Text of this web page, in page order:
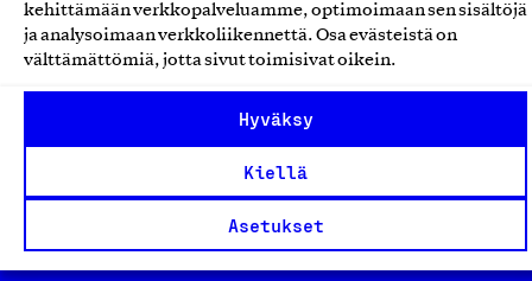
kehittämään verkkopalveluamme, optimoimaan sen sisältöjä
ja analysoimaan verkkoliikennettä. Osa evästeistä on
välttämättömiä, jotta sivut toimisivat oikein.
Hyväksy
Kiellä
Asetukset
Avainlippu